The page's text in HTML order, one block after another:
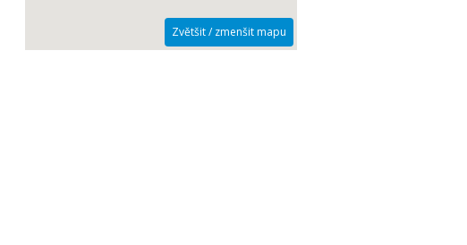
Zvětšit / zmenšit mapu